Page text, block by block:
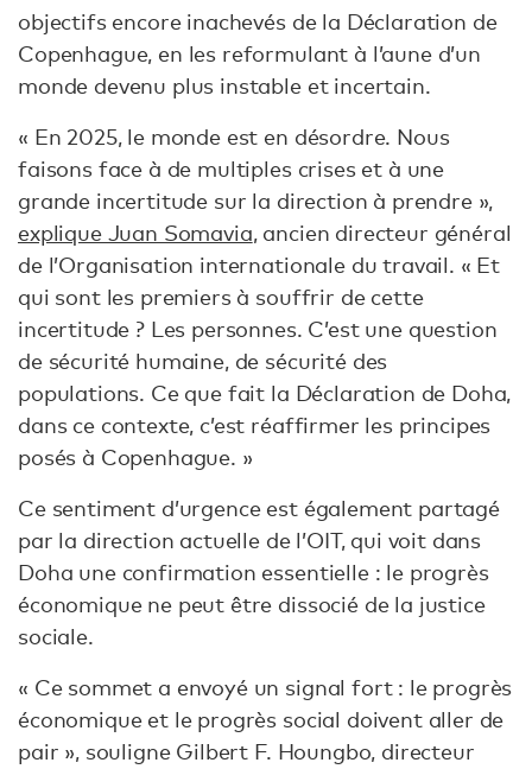
objectifs encore inachevés de la Déclaration de
Copenhague, en les reformulant à l’aune d’un
monde devenu plus instable et incertain.
« En 2025, le monde est en désordre. Nous
faisons face à de multiples crises et à une
grande incertitude sur la direction à prendre »,
explique Juan Somavia, ancien directeur général
de l’Organisation internationale du travail. « Et
qui sont les premiers à souffrir de cette
incertitude ? Les personnes. C’est une question
de sécurité humaine, de sécurité des
populations. Ce que fait la Déclaration de Doha,
dans ce contexte, c’est réaffirmer les principes
posés à Copenhague. »
Ce sentiment d’urgence est également partagé
par la direction actuelle de l’OIT, qui voit dans
Doha une confirmation essentielle : le progrès
économique ne peut être dissocié de la justice
sociale.
« Ce sommet a envoyé un signal fort : le progrès
économique et le progrès social doivent aller de
pair », souligne Gilbert F. Houngbo, directeur